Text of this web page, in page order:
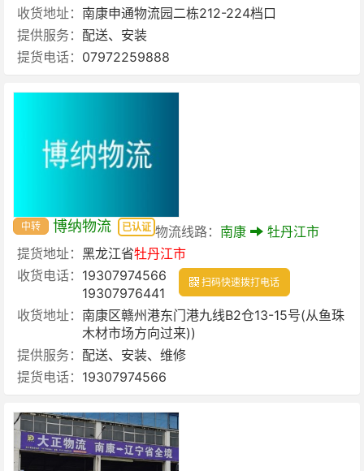
收货地址： 南康申通物流园二栋212-224档口
提供服务： 配送、安装
提货电话： 07972259888
中转 博纳物流 已认证 物流线路： 南康
牡丹江市
提货地址： 黑龙江省牡丹江市
收货电话： 19307974566
19307976441
扫码快速拨打电话
收货地址： 南康区赣州港东门港九线B2仓13-15号(从鱼珠
木材市场方向过来))
提供服务： 配送、安装、维修
提货电话： 19307974566